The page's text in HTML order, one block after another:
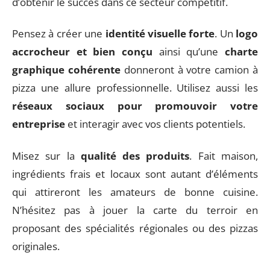
Pensez à créer une identité visuelle forte. Un logo
accrocheur et bien conçu ainsi qu’une charte
graphique cohérentedonneront à votre camion à
pizza une allure professionnelle. Utilisez aussi les
réseaux sociaux pour promouvoir votre
entreprise et interagir avec vos clients potentiels.
Misez sur la qualité des produits. Fait maison,
ingrédients frais et locaux sont autant d’éléments
qui attireront les amateurs de bonne cuisine.
N’hésitez pas à jouer la carte du terroir en
proposant des spécialités régionales ou des pizzas
originales.